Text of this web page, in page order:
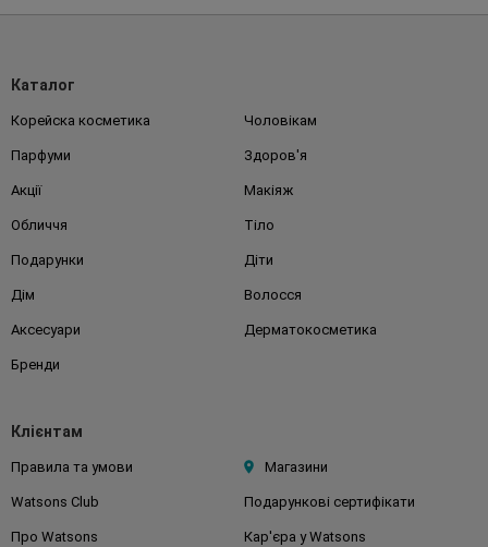
Каталог
Корейска косметика Чоловікам
Парфуми Здоров'я
Акції Макіяж
Обличчя Тіло
Подарунки Діти
Дім Волосся
Аксесуари Дерматокосметика
Бренди
Клієнтам
Правила та умови Магазини
Watsons Club Подарункові сертифікати
Про Watsons Кар'єра у Watsons